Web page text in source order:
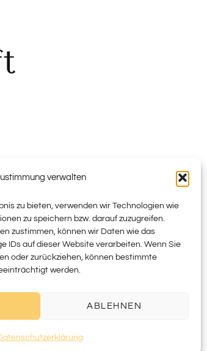
verwalten
zu bieten, verwenden wir Technologien wie
zu speichern bzw. darauf zuzugreifen.
zustimmen, können wir Daten wie das
IDs auf dieser Website verarbeiten. Wenn Sie
oder zurückziehen, können bestimmte
werden.
ABLEHNEN